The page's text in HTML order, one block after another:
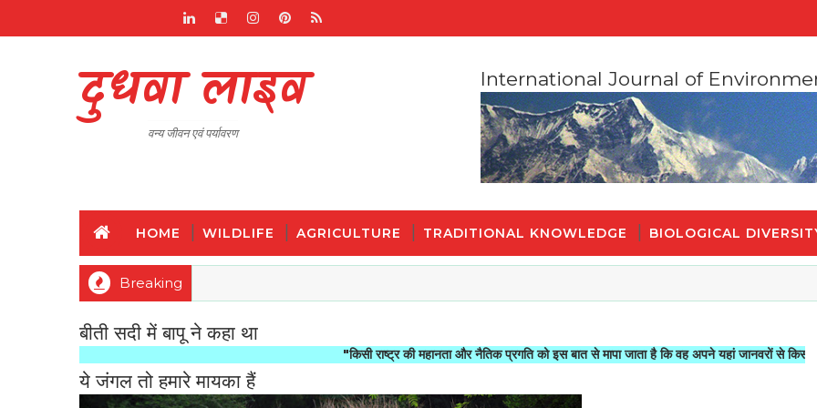
दुधवा लाइव
वन्य जीवन एवं पर्यावरण
International Journal of
HOME WILDLIFE AGRICULTURE TRADITIONAL KNOWLEDGE BIOLOGICAL
Breaking
बीती सदी में बापू ने कहा था
"किसी राष्ट्र की महानता और नैतिक प्रगति को इस बात से मापा जाता है कि वह अपने यहां जानवरों से किस तरह का सलूक
ये जंगल तो हमारे मायका हैं